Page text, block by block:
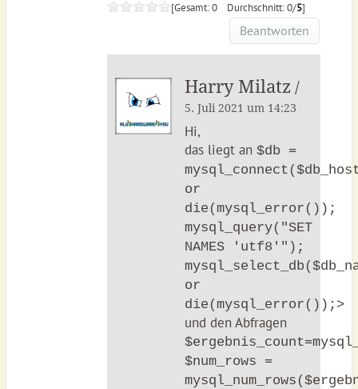
[Gesamt: 0 Durchschnitt: 0/5]
Beantworten
Harry Milatz /
5. Juli 2021 um 14:23
Hi,
das liegt an $db =
or
die(mysql_error());
mysql_query("SET
NAMES 'utf8'");
or
die(mysql_error());>
und den Abfragen
$num_rows =